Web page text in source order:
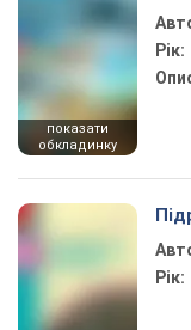
показати
обкладинку
Рік:
Рік: